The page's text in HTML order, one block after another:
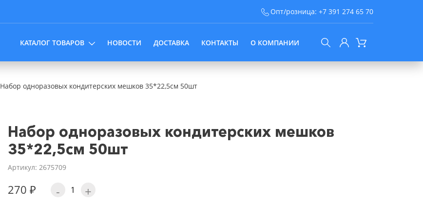
Опт/розница: +7 391 274 65 70
КАТАЛОГ ТОВАРОВ НОВОСТИ ДОСТАВКА КОНТАКТЫ О КОМПАНИИ
Набор одноразовых кондитерских мешков 35*22,5см 50шт
Набор одноразовых кондитерских мешков
35*22,5см 50шт
Артикул: 2675709
270 ₽ - +